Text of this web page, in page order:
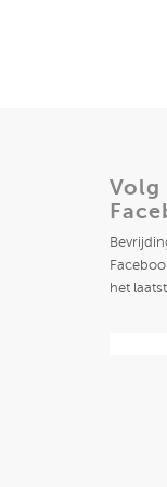
Volg
het